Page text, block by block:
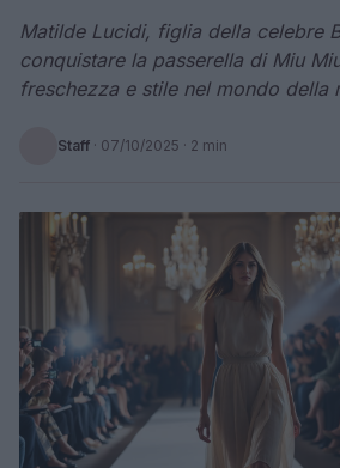
Matilde Lucidi, figlia della celebre
conquistare la passerella di Miu
freschezza e stile nel mondo della
Staff · 07/10/2025 · 2 min